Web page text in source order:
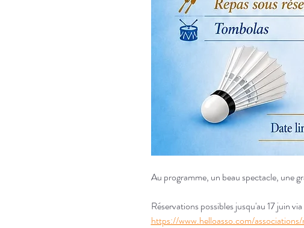
Au programme, un beau spectacle, une
Réservations possibles jusqu'au 17 juin
https://www.helloasso.com/